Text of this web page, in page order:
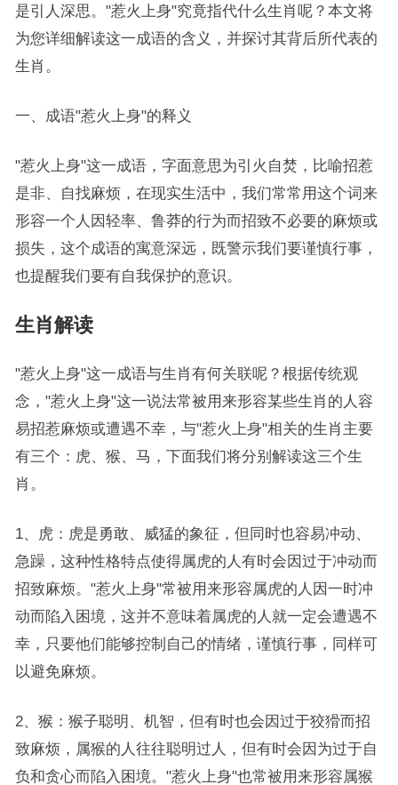
是引人深思。"惹火上身"究竟指代什么生肖呢？本文将
为您详细解读这一成语的含义，并探讨其背后所代表的
生肖。
一、成语"惹火上身"的释义
"惹火上身"这一成语，字面意思为引火自焚，比喻招惹
是非、自找麻烦，在现实生活中，我们常常用这个词来
形容一个人因轻率、鲁莽的行为而招致不必要的麻烦或
损失，这个成语的寓意深远，既警示我们要谨慎行事，
也提醒我们要有自我保护的意识。
生肖解读
"惹火上身"这一成语与生肖有何关联呢？根据传统观
念，"惹火上身"这一说法常被用来形容某些生肖的人容
易招惹麻烦或遭遇不幸，与"惹火上身"相关的生肖主要
有三个：虎、猴、马，下面我们将分别解读这三个生
肖。
1、虎：虎是勇敢、威猛的象征，但同时也容易冲动、
急躁，这种性格特点使得属虎的人有时会因过于冲动而
招致麻烦。"惹火上身"常被用来形容属虎的人因一时冲
动而陷入困境，这并不意味着属虎的人就一定会遭遇不
幸，只要他们能够控制自己的情绪，谨慎行事，同样可
以避免麻烦。
2、猴：猴子聪明、机智，但有时也会因过于狡猾而招
致麻烦，属猴的人往往聪明过人，但有时会因为过于自
负和贪心而陷入困境。"惹火上身"也常被用来形容属猴